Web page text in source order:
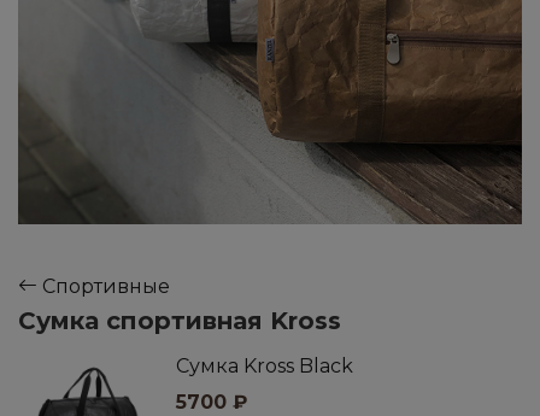
Спортивные
Сумка спортивная Kross
Cумка Kross Black
5700 ₽